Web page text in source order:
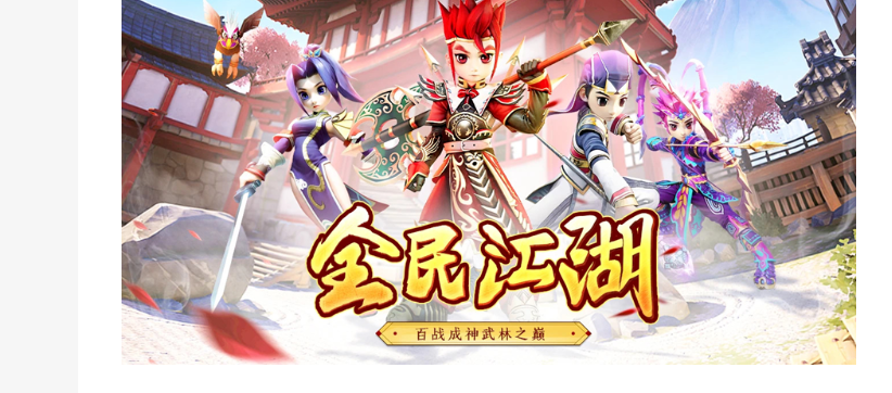
恺英网络股份有限公司（以下简称“恺英网络”）目前正式确认，携旗下产品《全民江湖》《石器时代：觉醒》
角逐2023 CGDA优秀游戏制作人大赛“评委会游戏制作团队大奖”、“最佳游戏3D（人物/场景）美术设计奖”、
“最佳游戏动画表现奖”、“最佳移动游戏制作奖”、“最佳移动游戏设计创新奖”多个奖项。